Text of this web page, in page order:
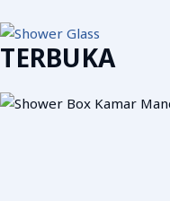
TERBUKA